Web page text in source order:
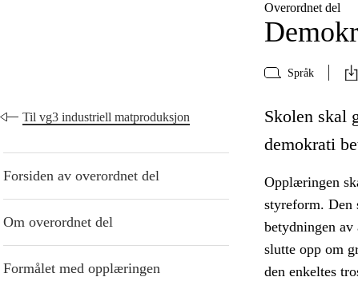
Overordnet del
Språk
Til vg3 industriell matproduksjon
Forsiden av overordnet del
Om overordnet del
Formålet med opplæringen
Skolen skal
demokrati
Opplæringen
styreform. Den
betydningen
slutte opp om
den enkeltes